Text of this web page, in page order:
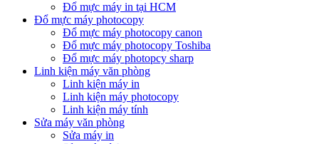
Đổ mực máy in tại HCM
Đổ mực máy photocopy
Đổ mực máy photocopy canon
Đổ mực máy photocopy Toshiba
Đổ mực máy photopcy sharp
Linh kiện máy văn phòng
Linh kiện máy in
Linh kiện máy photocopy
Linh kiện máy tính
Sửa máy văn phòng
Sửa máy in